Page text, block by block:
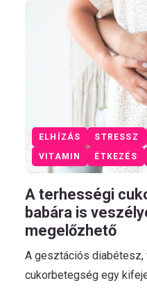
VITAMIN ÉTKEZÉS
ELHÍZÁS STRESSZ
A terhességi
babára is
megelőzhető
A gesztációs
cukorbetegség egy